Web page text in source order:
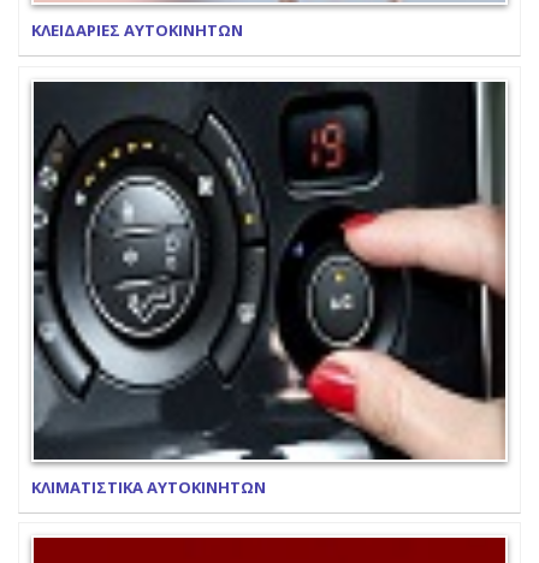
ΚΛΕΙΔΑΡΙΕΣ ΑΥΤΟΚΙΝΗΤΩΝ
ΚΛΙΜΑΤΙΣΤΙΚΑ ΑΥΤΟΚΙΝΗΤΩΝ